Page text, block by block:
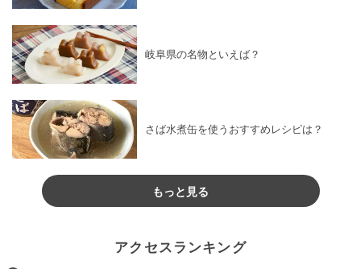
岐阜県の名物といえば？
さば水煮缶を使うおすすめレシピは？
もっと見る
アクセスランキング